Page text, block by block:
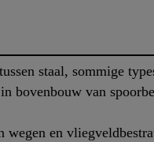
staal, sommige
bovenbouw van
wegen en